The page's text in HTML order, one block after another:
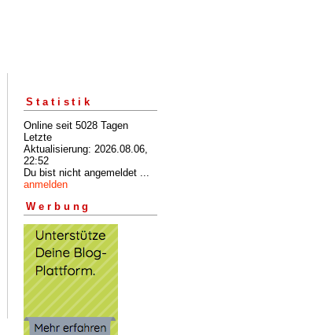
Statistik
Online seit 5028 Tagen
Letzte
Aktualisierung: 2026.08.06,
22:52
Du bist nicht angemeldet ...
anmelden
Werbung